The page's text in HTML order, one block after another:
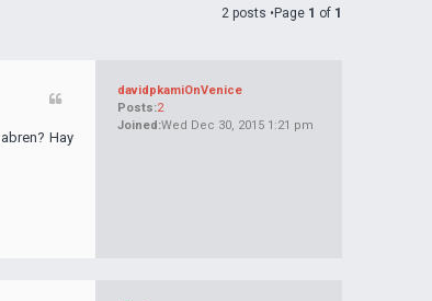
2 posts •Page 1 of 1
davidpkamiOnVenice
Posts:2
Joined:Wed Dec 30, 2015 1:21 pm
Hay